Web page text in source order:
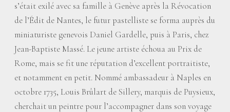
s’était exilé avec sa famille à Genève après la Révocation
de l’Édit de Nantes, le futur pastelliste se forma auprès du
miniaturiste genevois Daniel Gardelle, puis à Paris, chez
Jean-Baptiste Massé. Le jeune artiste échoua au Prix de
Rome, mais se fit une réputation d’excellent portraitiste,
et notamment en petit. Nommé ambassadeur à Naples en
octobre 1735, Louis Brûlart de Sillery, marquis de Puysieux,
cherchait un peintre pour l’accompagner dans son voyage